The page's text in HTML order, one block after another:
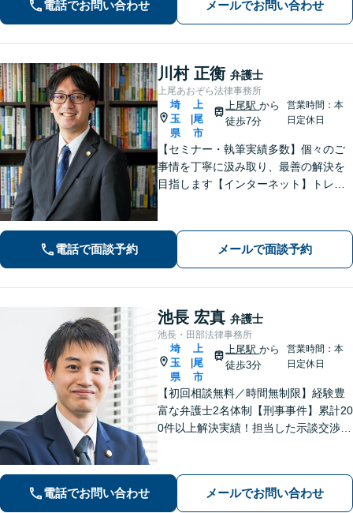
岡駅8分】【駐車場あり】
電話でお問い合わせ メールでお問い合わせ
川村 正衡 弁護士
上尾あおぞら法律事務所
埼
玉
県
上
尾
市
上尾駅から
徒歩7分
営業時間：本
日定休日
【セミナー・執筆実績多数】個々のご
事情を丁寧に汲み取り、最善の解決を
目指します【インターネット】トレン
題】検討段階、協議から訴訟まで。あ
らゆるフェーズに対応【上尾駅7分】
電話で面談予約 メールで面談予約
池長 宏真 弁護士
池長・田部法律事務所
埼
玉
県
上
尾
市
上尾駅から
徒歩3分
営業時間：本
日定休日
【初回相談無料／時間無制限】経験豊
富な弁護士2名体制【刑事事件】累計20
0件以上解決実績！担当した示談交渉の
料請求や財産分与、親権、養育費な
ど、累計200件以上の解決実績【上尾駅
電話でお問い合わせ メールでお問い合わせ